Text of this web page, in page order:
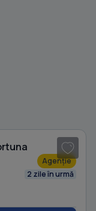
Agenție
2 zile în urmă